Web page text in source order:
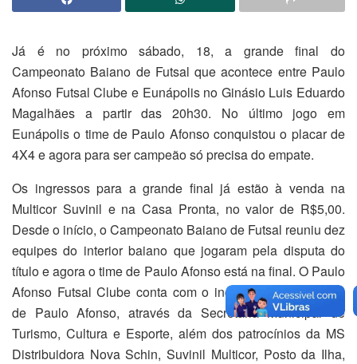
Já é no próximo sábado, 18, a grande final do
Campeonato Baiano de Futsal que acontece entre Paulo
Afonso Futsal Clube e Eunápolis no Ginásio Luis Eduardo
Magalhães a partir das 20h30. No último jogo em
Eunápolis o time de Paulo Afonso conquistou o placar de
4X4 e agora para ser campeão só precisa do empate.
Os ingressos para a grande final já estão à venda na
Multicor Suvinil e na Casa Pronta, no valor de R$5,00.
Desde o início, o Campeonato Baiano de Futsal reuniu dez
equipes do interior baiano que jogaram pela disputa do
título e agora o time de Paulo Afonso está na final. O Paulo
Afonso Futsal Clube conta com o incentivo da Prefeitura
de Paulo Afonso, através da Secretaria Municipal de
Turismo, Cultura e Esporte, além dos patrocínios da MS
Distribuidora Nova Schin, Suvinil Multicor, Posto da Ilha,